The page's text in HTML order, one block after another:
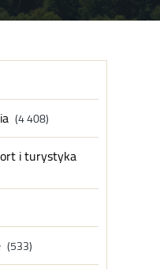
(4 408)
i turystyka
(533)